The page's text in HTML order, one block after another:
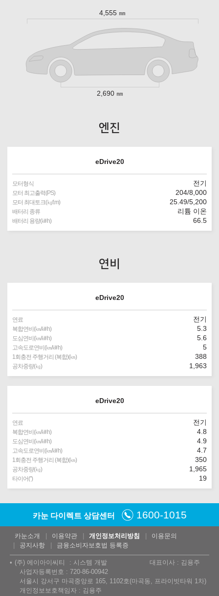
4,555 ㎜
2,690 ㎜
엔진
eDrive20
모터형식 전기
모터 최고출력(PS) 204/8,000
모터 최대토크(㎏f.m) 25.49/5,200
배터리 종류 리튬 이온
배터리 용량(㎾h) 66.5
연비
eDrive20
연료 전기
복합연비(㎞/㎾h) 5.3
도심연비(㎞/㎾h) 5.6
고속도로연비(㎞/㎾h) 5
1회충전 주행거리 (복합)(㎞) 388
공차중량(㎏) 1,963
eDrive20
연료 전기
복합연비(㎞/㎾h) 4.8
도심연비(㎞/㎾h) 4.9
고속도로연비(㎞/㎾h) 4.7
1회충전 주행거리 (복합)(㎞) 350
공차중량(㎏) 1,965
타이어(″) 19
카눈 다이렉트 상담센터 1600-1015
카눈소개 이용약관 개인정보처리방침
이용문의
공지사항
금융소비자보호법 등록증
(주) 에이아이씨티 시스템 개발
대표이사 : 김용주
사업자등록번호 : 720-86-00942
서울시 강서구 마곡중앙로 165, 1102호(마곡동, 프라이빗타워 1차)
개인정보보호책임자 : 김용주